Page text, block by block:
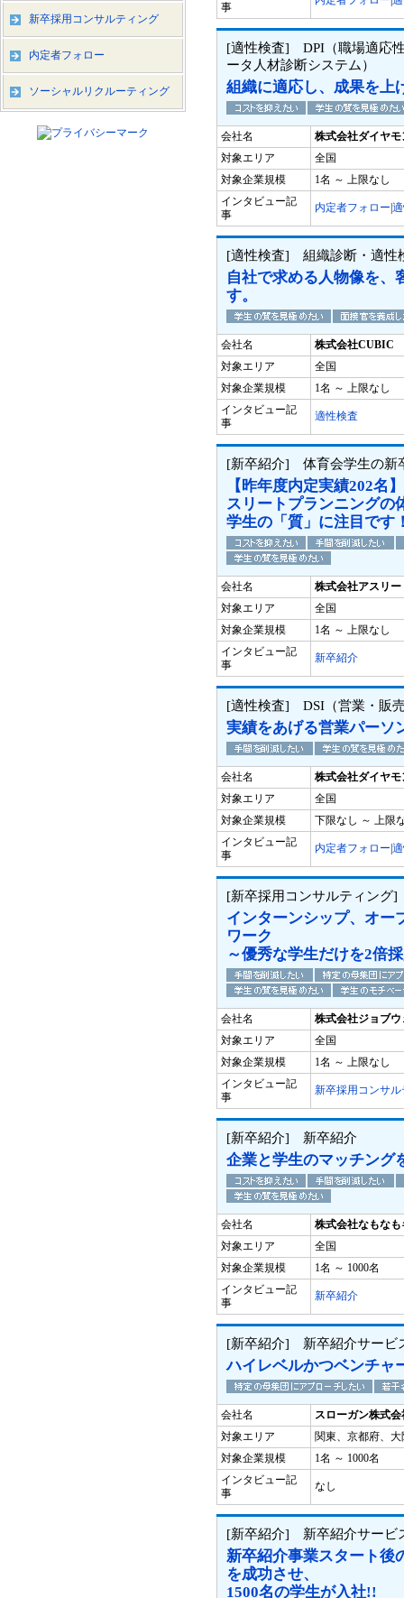
事
[適性検査] DPI（職場適応
ータ人材診断システム）
組織に適応し、成果を上
会社名
株式会社ダイヤモ
対象エリア
全国
対象企業規模
1名 ～ 上限なし
インタビュー記
事
内定者フォロー
[適性検査] 組織診断・適性
自社で求める人物像を、
す。
会社名
株式会社CUBIC
対象エリア
全国
対象企業規模
1名 ～ 上限なし
インタビュー記
事
適性検査
[新卒紹介] 体育会学生の新
【昨年度内定実績202名
スリートプランニング
学生の「質」に注目です
会社名
株式会社アスリ
対象エリア
全国
対象企業規模
1名 ～ 上限なし
インタビュー記
事
新卒紹介
[適性検査] DSI（営業・販
実績をあげる営業パーソ
会社名
株式会社ダイヤモ
対象エリア
全国
対象企業規模
下限なし ～ 上限
インタビュー記
事
内定者フォロー
[新卒採用コンサルティン
インターンシップ、オー
ワーク
～優秀な学生だけを2倍
会社名
株式会社ジョブウ
対象エリア
全国
対象企業規模
1名 ～ 上限なし
インタビュー記
事
新卒採用コンサル
[新卒紹介] 新卒紹介
企業と学生のマッチング
会社名
株式会社なもな
対象エリア
全国
対象企業規模
1名 ～ 1000名
インタビュー記
事
新卒紹介
[新卒紹介] 新卒紹介サービ
ハイレベルかつベンチャ
会社名
スローガン株式会
対象エリア
関東、京都府、
対象企業規模
1名 ～ 1000名
インタビュー記
事
なし
[新卒紹介] 新卒紹介サービ
新卒紹介事業スタート後
を成功させ、
1500名の学生が入社!!
新卒採用コンサルティング
内定者フォロー
ソーシャルリクルーティング